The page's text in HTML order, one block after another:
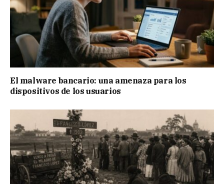
El malware bancario: una amenaza para los
dispositivos de los usuarios